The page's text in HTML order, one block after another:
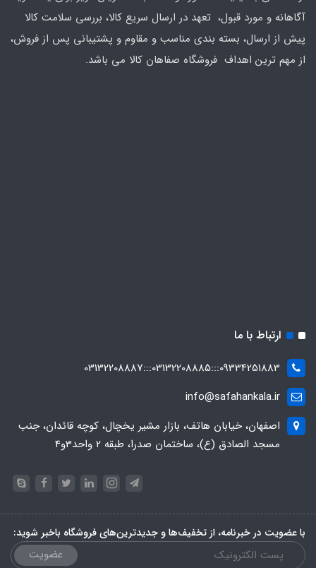
آگاهانه و مورد قبول، تعهد در ارسال سریع کالا، بررسی سلامت کالا
پیش از ارسال، بسته بندی مناسب و مقاوم و پشتیبانی پس از فروش،
از مهم ترین اهداف فروشگاه صفاهان کالا می باشد.
ارتباط با ما
09334251883:::03132208885:::03132208887
info@safahankala.ir
اصفهان، خیابان هاتف، بازار مشیر یخچال، کوچه قائدان، جنب
مسجد الصادق (ع)، ساختمان صدرا، طبقه 2 واحد3و4
با عضویت در خبرنامه، از تخفیف‌ها و جدیدترین‌های فروشگاه باخبر شوید:
عضویت